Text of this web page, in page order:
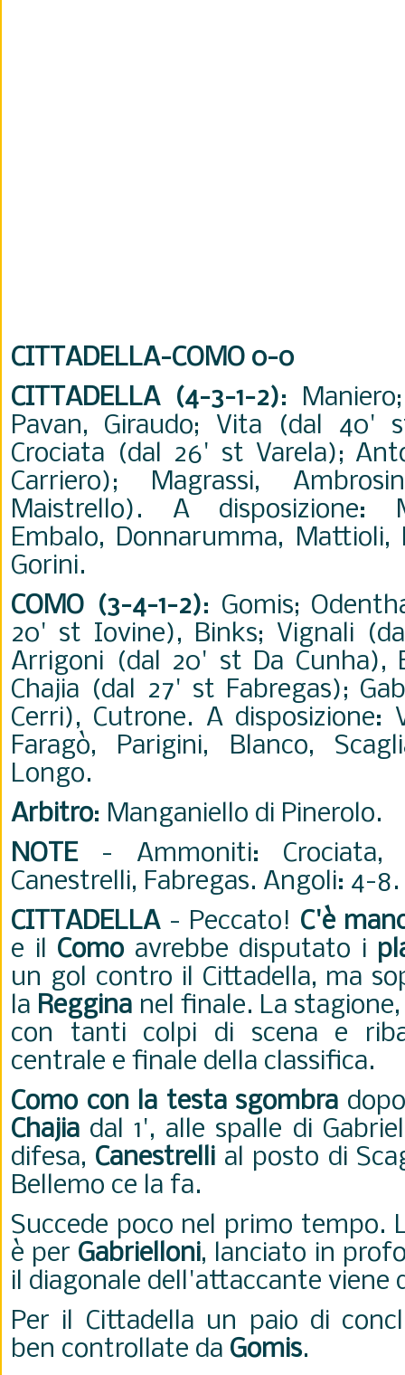
CITTADELLA-COMO 0-0
CITTADELLA (4-3-1-2):
Pavan, Giraudo; Vita (dal 40'
Crociata (dal 26' st Varela);
Carriero); Magrassi,
Maistrello). A disposizione:
Embalo, Donnarumma,
Gorini.
COMO (3-4-1-2): Gomis;
20' st Iovine), Binks; Vignali
Arrigoni (dal 20' st Da Cunha),
Chajia (dal 27' st Fabregas);
Cerri), Cutrone. A disposizione:
Faragò, Parigini, Blanco,
Longo.
Arbitro: Manganiello di Pinerolo.
NOTE - Ammoniti: Crociata,
Canestrelli, Fabregas. Angoli: 4-8.
CITTADELLA- Peccato! C'è
e il Comoavrebbe disputato i
un gol contro il Cittadella, ma
la Reggina nel finale. La
con tanti colpi di scena e
centrale e finale della classifica.
Como con la testa sgombra
Chajia dal 1', alle spalle di
difesa, Canestrelli al posto di
Bellemo ce la fa.
Succede poco nel primo tempo.
è per Gabrielloni, lanciato in
il diagonale dell'attaccante viene
Per il Cittadella un paio di
ben controllate da Gomis.